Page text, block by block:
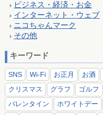
ビジネス・経済・お金
インターネット・ウェブ
ニコちゃんマーク
その他
キーワード
SNS Wi-Fi お正月 お酒
クリスマス
グラフ ゴルフ
バレンタイン
ホワイトデー